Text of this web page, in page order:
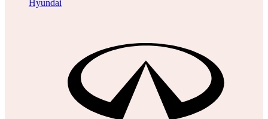
Hyundai